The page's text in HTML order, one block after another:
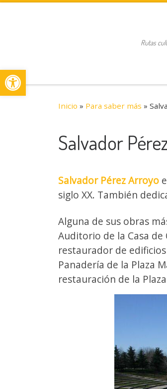
Abrir barra de
Rutas
Inicio » Para saber más »
Salvador
Salvador Pérez Arroyo
siglo XX. También
Alguna de sus obras
Auditorio de la Casa
restaurador de
Panadería de la Plaza
restauración de la